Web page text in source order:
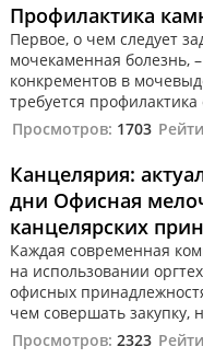
Профилактика
Первое, о чем следует
мочекаменная болезнь,
конкрементов в
требуется
Просмотров: 1703
Канцелярия:
дни Офисная
канцелярских
Каждая современная
на использовании
офисных
чем совершать закупку,
Просмотров: 2323